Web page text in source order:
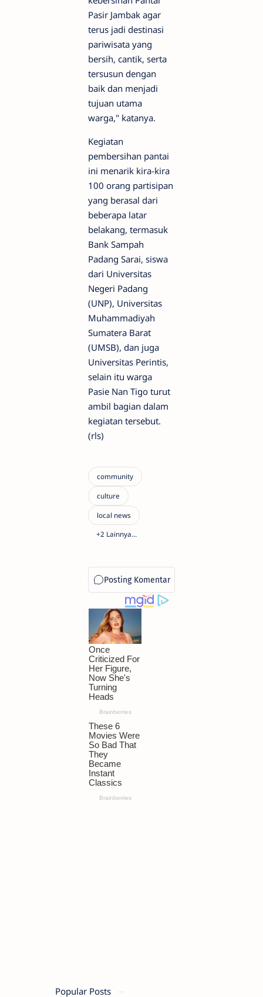
Pasir Jambak agar
terus jadi destinasi
pariwisata yang
bersih, cantik, serta
tersusun dengan
baik dan menjadi
tujuan utama
warga," katanya.
Kegiatan
pembersihan pantai
ini menarik kira-kira
100 orang partisipan
yang berasal dari
beberapa latar
belakang, termasuk
Bank Sampah
Padang Sarai, siswa
dari Universitas
Negeri Padang
(UNP), Universitas
Muhammadiyah
Sumatera Barat
(UMSB), dan juga
Universitas Perintis,
selain itu warga
Pasie Nan Tigo turut
ambil bagian dalam
kegiatan tersebut.
(rls)
Popular Posts